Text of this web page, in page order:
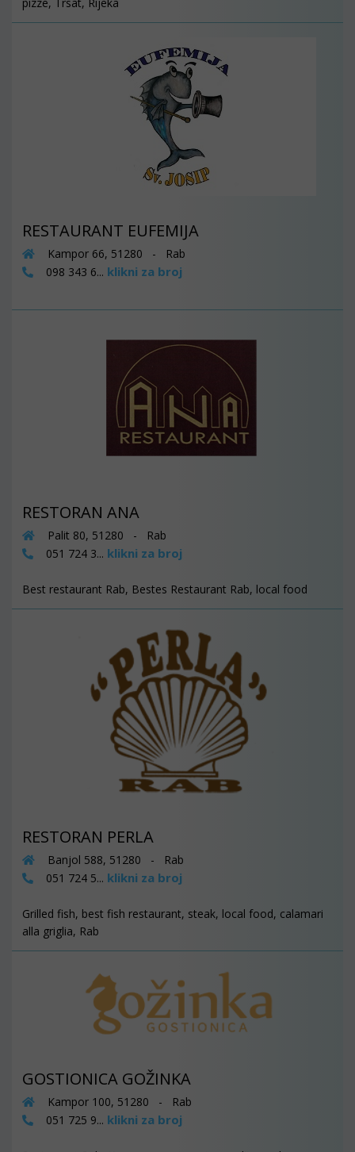
RESTAURANT EUFEMIJA
Kampor 66, 51280 - Rab
098 343 6... klikni za broj
RESTORAN ANA
Palit 80, 51280 - Rab
051 724 3... klikni za broj
Best restaurant Rab, Bestes Restaurant Rab, local food
RESTORAN PERLA
Banjol 588, 51280 - Rab
051 724 5... klikni za broj
Grilled fish, best fish restaurant, steak, local food, calamari
alla griglia, Rab
GOSTIONICA GOŽINKA
Kampor 100, 51280 - Rab
051 725 9... klikni za broj